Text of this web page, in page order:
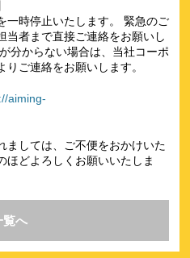
一時停止いたします。 緊急のご
当者まで直接ご連絡をお願いし
分からない場合は、当社コーポ
ご連絡をお願いします。
aiming-
ましては、ご不便をおかけいた
ほどよろしくお願いいたしま
覧へ